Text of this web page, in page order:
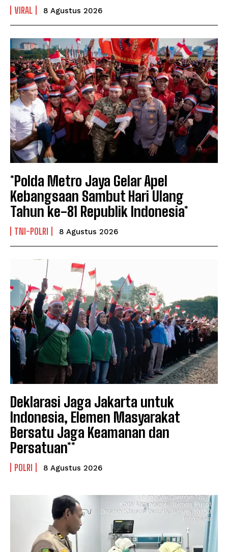
VIRAL 8 Agustus 2026
*Polda Metro Jaya Gelar Apel
Kebangsaan Sambut Hari Ulang
Tahun ke-81 Republik Indonesia*
TNI-POLRI 8 Agustus 2026
Deklarasi Jaga Jakarta untuk
Indonesia, Elemen Masyarakat
Bersatu Jaga Keamanan dan
Persatuan**
POLRI 8 Agustus 2026